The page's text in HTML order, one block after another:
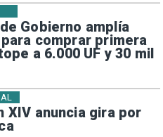
Gobierno amplía
comprar primera
a 6.000 UF y 30 mil
XIV anuncia gira por